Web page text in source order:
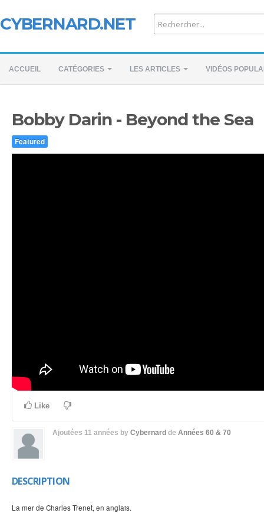
CYBERNARD.NET
ACCUEIL CATÉGORIES LES ARTICLES VIDÉOS
Bobby Darin - Beyond the Sea
Featured
Like
Ajoutées 11 années by Cybernard de Années 60 & 70
DESCRIPTION
La mer de Charles Trenet, en anglais.